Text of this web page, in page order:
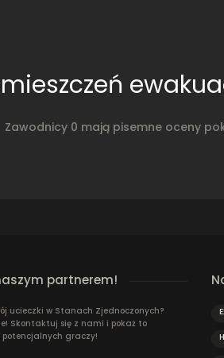
Zawodnicy 0 mają pisemne oceny
partnerem!
ucieczki w Stanach Zjednoczonych?
Skontaktuj się z nami i pokaż to
potencjalnych graczy!